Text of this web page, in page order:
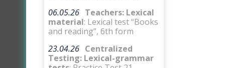
06.05.26 Teachers: Lexical
material: Lexical test “Books
and reading”, 6th form
23.04.26 Centralized
Testing: Lexical-grammar